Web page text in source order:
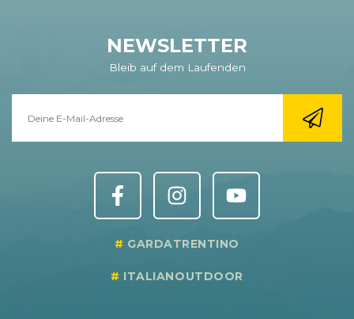
NEWSLETTER
Bleib auf dem Laufenden
GARDATRENTINO
ITALIANOUTDOOR